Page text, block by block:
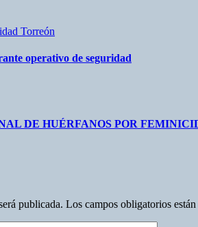
Torreón
operativo de seguridad
DE HUÉRFANOS POR
publicada. Los campos obligatorios